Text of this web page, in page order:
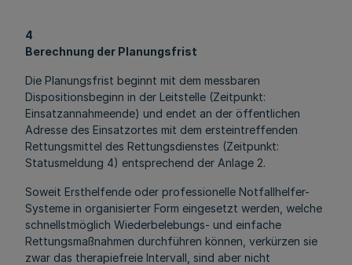
4
Berechnung der Planungsfrist
Die Planungsfrist beginnt mit dem messbaren
Dispositionsbeginn in der Leitstelle (Zeitpunkt:
Einsatzannahmeende) und endet an der öffentlichen
Adresse des Einsatzortes mit dem ersteintreffenden
Rettungsmittel des Rettungsdienstes (Zeitpunkt:
Statusmeldung 4) entsprechend der Anlage 2.
Soweit Ersthelfende oder professionelle Notfallhelfer-
Systeme in organisierter Form eingesetzt werden, welche
schnellstmöglich Wiederbelebungs- und einfache
Rettungsmaßnahmen durchführen können, verkürzen sie
zwar das therapiefreie Intervall, sind aber nicht